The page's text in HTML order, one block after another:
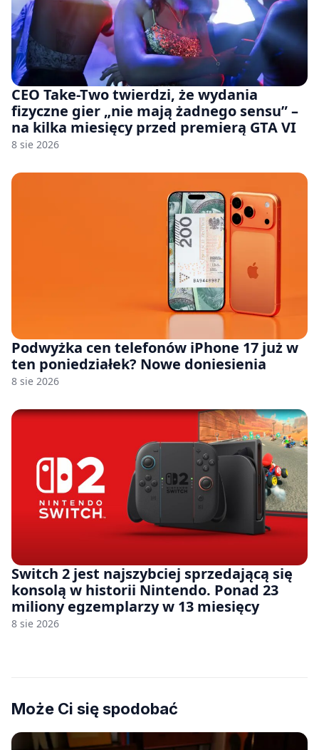
CEO Take-Two twierdzi, że wydania
fizyczne gier „nie mają żadnego sensu” –
na kilka miesięcy przed premierą GTA VI
8 sie 2026
Podwyżka cen telefonów iPhone 17 już w
ten poniedziałek? Nowe doniesienia
8 sie 2026
Switch 2 jest najszybciej sprzedającą się
konsolą w historii Nintendo. Ponad 23
miliony egzemplarzy w 13 miesięcy
8 sie 2026
Może Ci się spodobać